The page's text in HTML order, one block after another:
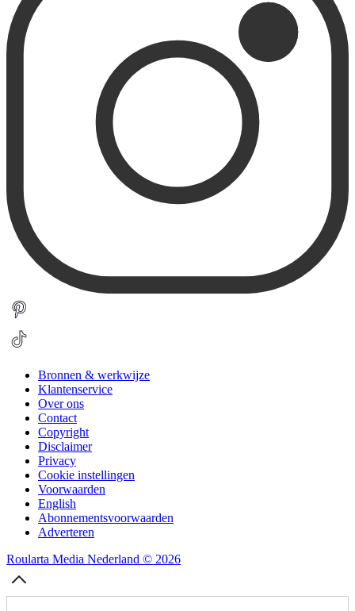
Bronnen & werkwijze
Klantenservice
Over ons
Contact
Copyright
Disclaimer
Privacy
Cookie instellingen
Voorwaarden
English
Abonnementsvoorwaarden
Adverteren
Roularta Media Nederland © 2026